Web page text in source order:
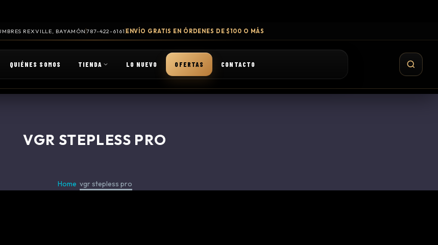
REXVILLE, BAYAMÓN 787-422-6161 ENVÍO GRATIS EN ÓRDENES DE $100 O MÁS
QUIÉNES SOMOS TIENDA LO NUEVO OFERTAS CONTACTO
VGR STEPLESS PRO
Home vgr stepless pro